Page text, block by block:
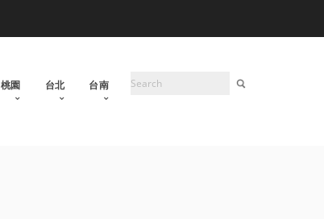
桃園 台北 台南